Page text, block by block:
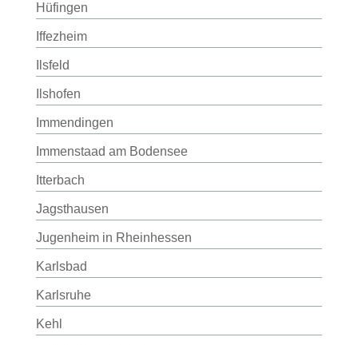
Hüfingen
Iffezheim
Ilsfeld
Ilshofen
Immendingen
Immenstaad am Bodensee
Itterbach
Jagsthausen
Jugenheim in Rheinhessen
Karlsbad
Karlsruhe
Kehl